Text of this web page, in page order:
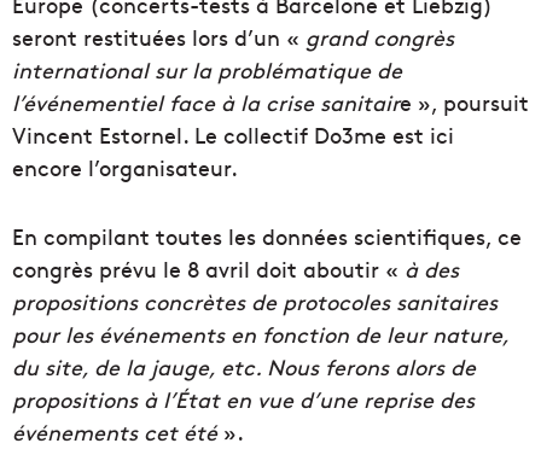
seront restituées lors d’un « grand congrès
international sur la problématique de
l’événementiel face à la crise sanitaire », poursuit
Vincent Estornel. Le collectif Do3me est ici
encore l’organisateur.
En compilant toutes les données scientifiques, ce
congrès prévu le 8 avril doit aboutir « à des
propositions concrètes de protocoles sanitaires
pour les événements en fonction de leur nature,
du site, de la jauge, etc. Nous ferons alors de
propositions à l’État en vue d’une reprise des
événements cet été».